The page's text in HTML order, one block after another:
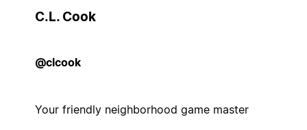
C.L. Cook
@clcook
Your friendly neighborhood game master